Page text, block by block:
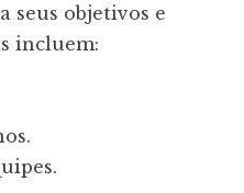
seus objetivos e
incluem: